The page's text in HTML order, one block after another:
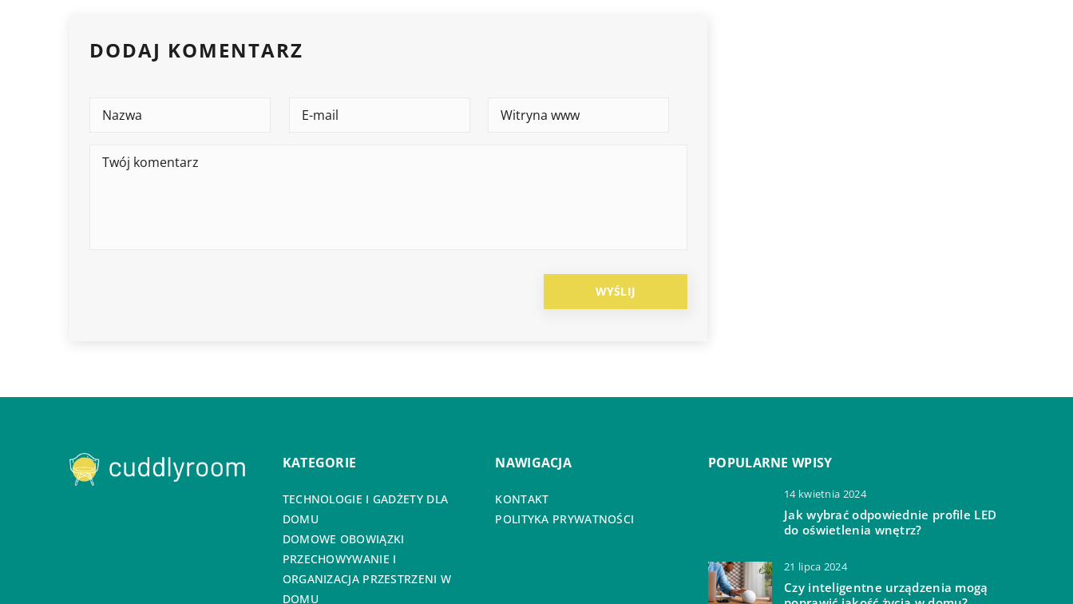
DODAJ KOMENTARZ
KATEGORIE
TECHNOLOGIE I GADŻETY DLA
DOMU
DOMOWE OBOWIĄZKI
PRZECHOWYWANIE I
ORGANIZACJA PRZESTRZENI W
DOMU
NAWIGACJA
KONTAKT
POLITYKA PRYWATNOŚCI
POPULARNE WPISY
14 kwietnia 2024
Jak wybrać odpowiednie profile LED
do oświetlenia wnętrz?
21 lipca 2024
Czy inteligentne urządzenia mogą